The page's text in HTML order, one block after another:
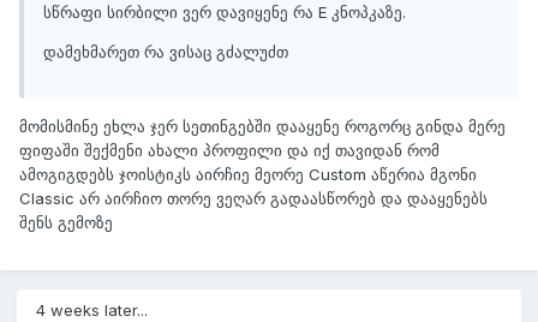
სწრაფი სირბილი ვერ დავიყენე რა E კნოპკაზე.
დამეხმარეთ რა ვისაც გძალუძთ
მომისმინე ეხლა ჯერ სეთინგებში დააყენე როგორც გინდა მერე
ფიფაში შექმენი ახალი პროფილი და იქ თავიდან რომ
ამოგიგდებს ჯოისტიკს აირჩიე მეორე Custom აწერია მგონი
Classic არ აირჩიო თორე ვეღარ გადაასწორებ და დააყენებს
შენს გემოზე
4 weeks later...